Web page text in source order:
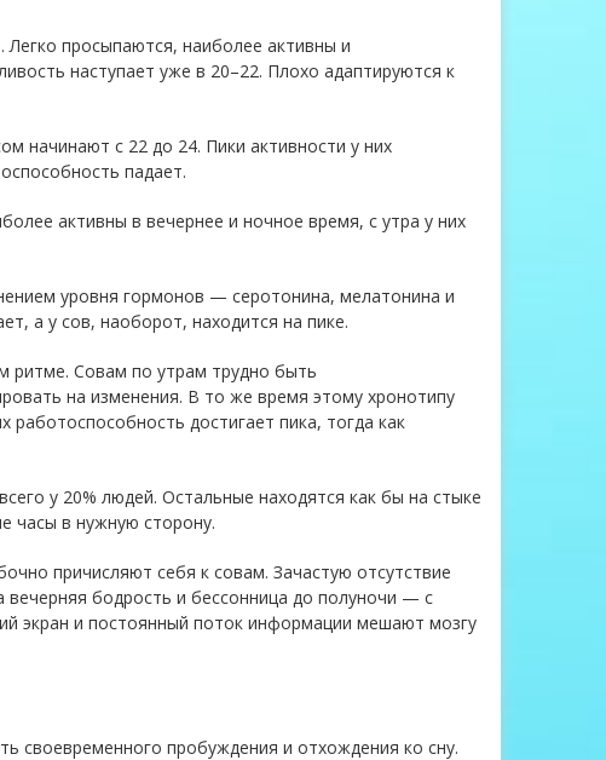
просыпаются, наиболее активны и
наступает уже в 20–22. Плохо адаптируются к
начинают с 22 до 24. Пики активности у них
падает.
активны в вечернее и ночное время, с утра у них
уровня гормонов — серотонина, мелатонина и
а у сов, наоборот, находится на пике.
ритме. Совам по утрам трудно быть
на изменения. В то же время этому хронотипу
достигает пика, тогда как
у 20% людей. Остальные находятся как бы на стыке
часы в нужную сторону.
причисляют себя к совам. Зачастую отсутствие
бодрость и бессонница до полуночи — с
экран и постоянный поток информации мешают мозгу
своевременного пробуждения и отхождения ко сну.